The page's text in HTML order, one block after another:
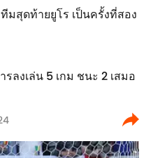
มสุดท้ายยูโร เป็นครั้งที่สอง
ลงเล่น 5 เกม ชนะ 2 เสมอ